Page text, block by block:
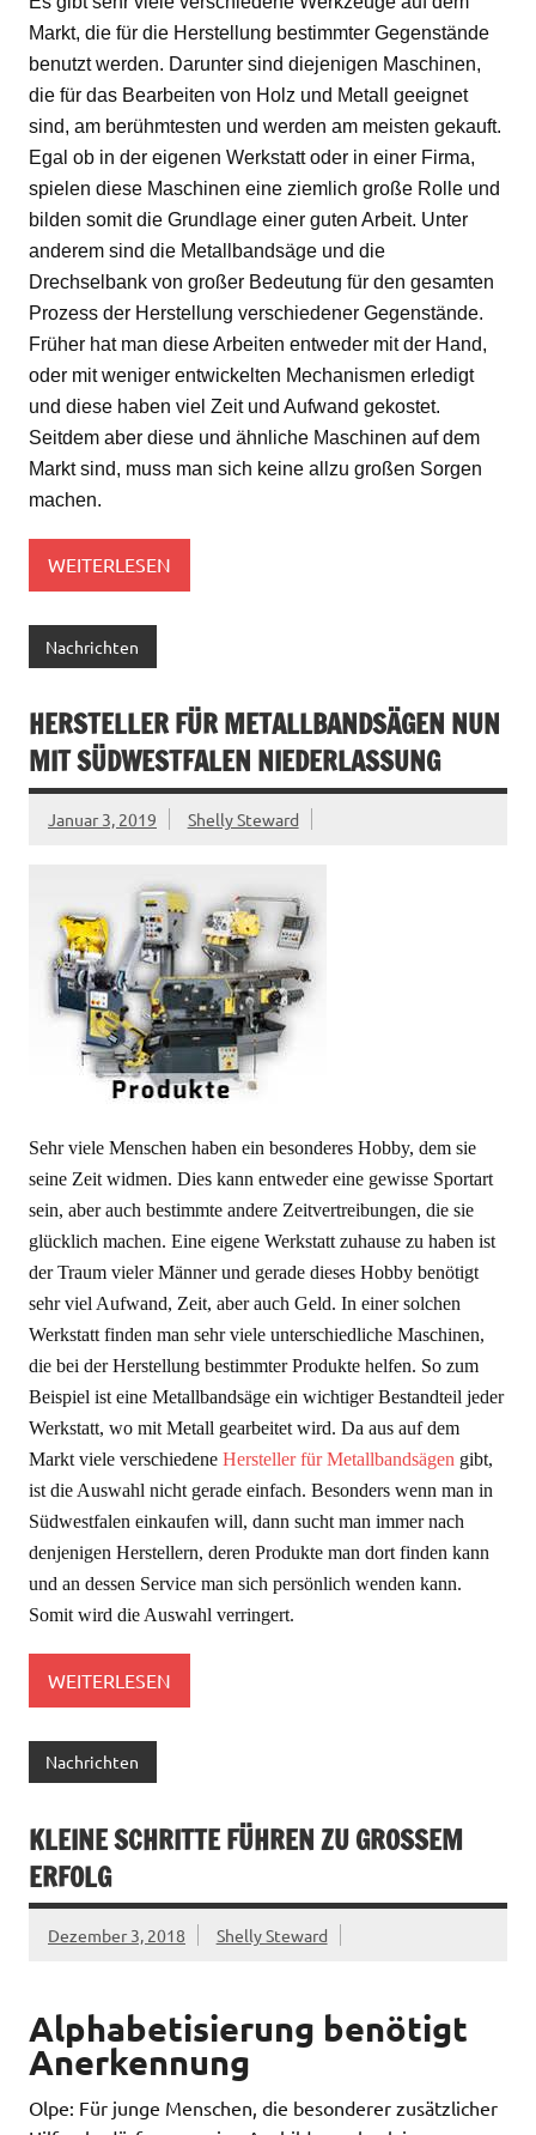
Markt, die für die Herstellung bestimmter Gegenstände
benutzt werden. Darunter sind diejenigen Maschinen,
die für das Bearbeiten von Holz und Metall geeignet
sind, am berühmtesten und werden am meisten gekauft.
Egal ob in der eigenen Werkstatt oder in einer Firma,
spielen diese Maschinen eine ziemlich große Rolle und
bilden somit die Grundlage einer guten Arbeit. Unter
anderem sind die Metallbandsäge und die
Drechselbank von großer Bedeutung für den gesamten
Prozess der Herstellung verschiedener Gegenstände.
Früher hat man diese Arbeiten entweder mit der Hand,
oder mit weniger entwickelten Mechanismen erledigt
und diese haben viel Zeit und Aufwand gekostet.
Seitdem aber diese und ähnliche Maschinen auf dem
Markt sind, muss man sich keine allzu großen Sorgen
machen.
WEITERLESEN
Nachrichten
HERSTELLER FÜR METALLBANDSÄGEN NUN
MIT SÜDWESTFALEN NIEDERLASSUNG
Januar 3, 2019 Shelly Steward
Sehr viele Menschen haben ein besonderes Hobby, dem sie
seine Zeit widmen. Dies kann entweder eine gewisse Sportart
sein, aber auch bestimmte andere Zeitvertreibungen, die sie
glücklich machen. Eine eigene Werkstatt zuhause zu haben ist
der Traum vieler Männer und gerade dieses Hobby benötigt
sehr viel Aufwand, Zeit, aber auch Geld. In einer solchen
Werkstatt finden man sehr viele unterschiedliche Maschinen,
die bei der Herstellung bestimmter Produkte helfen. So zum
Beispiel ist eine Metallbandsäge ein wichtiger Bestandteil jeder
Werkstatt, wo mit Metall gearbeitet wird. Da aus auf dem
Markt viele verschiedene Hersteller für Metallbandsägen gibt,
ist die Auswahl nicht gerade einfach. Besonders wenn man in
Südwestfalen einkaufen will, dann sucht man immer nach
denjenigen Herstellern, deren Produkte man dort finden kann
und an dessen Service man sich persönlich wenden kann.
Somit wird die Auswahl verringert.
WEITERLESEN
Nachrichten
KLEINE SCHRITTE FÜHREN ZU GROSSEM E
RFOLG
Dezember 3, 2018 Shelly Steward
Alphabetisierung benötigt
Anerkennung
Olpe: Für junge Menschen, die besonderer zusätzlicher